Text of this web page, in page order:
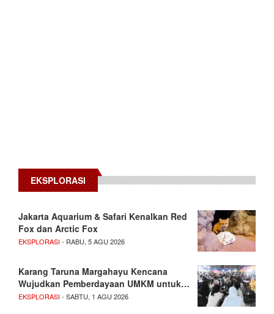
EKSPLORASI
Jakarta Aquarium & Safari Kenalkan Red
Fox dan Arctic Fox
EKSPLORASI- RABU, 5 AGU 2026
Karang Taruna Margahayu Kencana
Wujudkan Pemberdayaan UMKM untuk…
EKSPLORASI- SABTU, 1 AGU 2026